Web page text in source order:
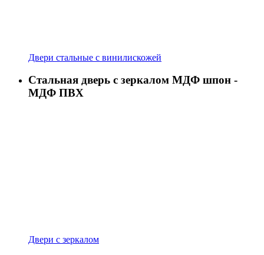
Двери стальные с винилискожей
Стальная дверь с зеркалом МДФ шпон -
МДФ ПВХ
Двери с зеркалом